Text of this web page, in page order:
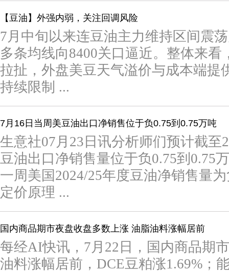
【豆油】外强内弱，关注回调风险
7月中旬以来连豆油主力维持区间震
多条均线向8400关口逼近。整体来
拉扯，外盘美豆天气溢价与成本端提
持续限制 ...
7月16日当周美豆油出口净销售位于负0.75到0.75万吨
生意社07月23日讯分析师们预计截至
豆油出口净销售量位于负0.75到0.75
一周美国2024/25年度豆油净销售量
定价原理 ...
国内商品期市夜盘收盘多数上涨 油脂油料涨幅居前
每经AI快讯，7月22日，国内商品期
油料涨幅居前，DCE豆粕涨1.69%；